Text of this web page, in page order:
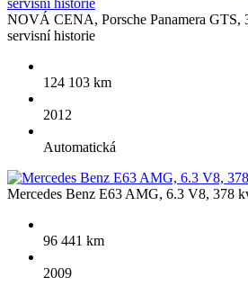
NOVÁ CENA, Porsche Panamera GTS,
servisní historie
124 103 km
2012
Automatická
Mercedes Benz E63 AMG, 6.3 V8, 378
96 441 km
2009